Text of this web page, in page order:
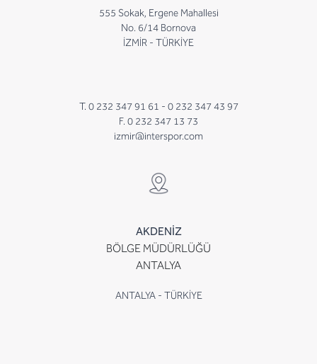
555 Sokak, Ergene Mahallesi
No. 6/14 Bornova
İZMİR - TÜRKİYE
T. 0 232 347 91 61 - 0 232 347 43 97
F. 0 232 347 13 73
izmir@interspor.com
AKDENİZ
BÖLGE MÜDÜRLÜĞÜ
ANTALYA
ANTALYA - TÜRKİYE